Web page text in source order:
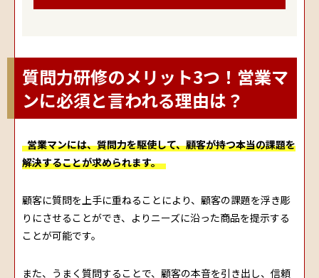
質問力研修のメリット3つ！営業マ
ンに必須と言われる理由は？
営業マンには、質問力を駆使して、顧客が持つ本当の課題を
解決することが求められます。
顧客に質問を上手に重ねることにより、顧客の課題を浮き彫
りにさせることができ、よりニーズに沿った商品を提示する
ことが可能です。
また、うまく質問することで、顧客の本音を引き出し、信頼